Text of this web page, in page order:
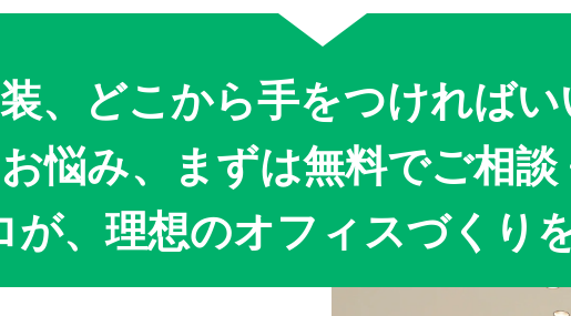
、どこから手をつければ
悩み、まずは無料でご相
が、理想のオフィスづくり